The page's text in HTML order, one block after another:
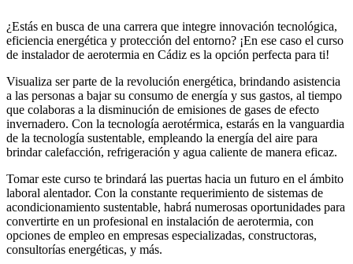
¿Estás en busca de una carrera que integre innovación tecnológica,
eficiencia energética y protección del entorno? ¡En ese caso el curso
de instalador de aerotermia en Cádiz es la opción perfecta para ti!
Visualiza ser parte de la revolución energética, brindando asistencia
a las personas a bajar su consumo de energía y sus gastos, al tiempo
que colaboras a la disminución de emisiones de gases de efecto
invernadero. Con la tecnología aerotérmica, estarás en la vanguardia
de la tecnología sustentable, empleando la energía del aire para
brindar calefacción, refrigeración y agua caliente de manera eficaz.
Tomar este curso te brindará las puertas hacia un futuro en el ámbito
laboral alentador. Con la constante requerimiento de sistemas de
acondicionamiento sustentable, habrá numerosas oportunidades para
convertirte en un profesional en instalación de aerotermia, con
opciones de empleo en empresas especializadas, constructoras,
consultorías energéticas, y más.